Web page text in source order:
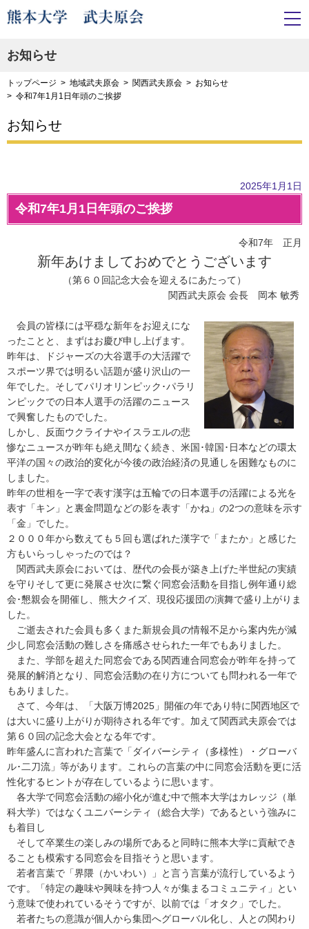
お知らせ
トップページ 地域武夫原会 関西武夫原会
お知らせ
令和7年1月1日年頭のご挨拶
お知らせ
2025年1月1日
令和7年1月1日年頭のご挨拶
令和7年 正月
新年あけましておめでとうございます
（第６０回記念大会を迎えるにあたって）
関西武夫原会 会長 岡本 敏秀
会員の皆様には平穏な新年をお迎えにな
ったことと、まずはお慶び申し上げます。
昨年は、ドジャーズの大谷選手の大活躍で
スポーツ界では明るい話題が盛り沢山の一
年でした。そしてパリオリンピック･パラリ
ンピックでの日本人選手の活躍のニュース
で興奮したものでした。
しかし、反面ウクライナやイスラエルの悲
惨なニュースが昨年も絶え間なく続き、米国･韓国･日本などの環太
平洋の国々の政治的変化が今後の政治経済の見通しを困難なものに
しました。
昨年の世相を一字で表す漢字は五輪での日本選手の活躍による光を
表す「キン」と裏金問題などの影を表す「かね」の2つの意味を示す
「金」でした。
２０００年から数えても５回も選ばれた漢字で「またか」と感じた
方もいらっしゃったのでは？
関西武夫原会においては、歴代の会長が築き上げた半世紀の実績
を守りそして更に発展させ次に繋ぐ同窓会活動を目指し例年通り総
会･懇親会を開催し、熊大クイズ、現役応援団の演舞で盛り上がりま
した。
ご逝去された会員も多くまた新規会員の情報不足から案内先が減
少し同窓会活動の難しさを痛感させられた一年でもありました。
また、学部を超えた同窓会である関西連合同窓会が昨年を持って
発展的解消となり、同窓会活動の在り方についても問われる一年で
もありました。
さて、今年は、「大阪万博2025」開催の年であり特に関西地区で
は大いに盛り上がりが期待される年です。加えて関西武夫原会では
第６０回の記念大会となる年です。
昨年盛んに言われた言葉で「ダイバーシティ（多様性）・グローバ
ル･二刀流」等があります。これらの言葉の中に同窓会活動を更に活
性化するヒントが存在しているように思います。
各大学で同窓会活動の縮小化が進む中で熊本大学はカレッジ（単
科大学）ではなくユニバーシティ（総合大学）であるという強みに
も着目し
そして卒業生の楽しみの場所であると同時に熊本大学に貢献でき
ることも模索する同窓会を目指そうと思います。
若者言葉で「界隈（かいわい）」と言う言葉が流行しているよう
です。「特定の趣味や興味を持つ人々が集まるコミュニティ」とい
う意味で使われているそうですが、以前では「オタク」でした。
若者たちの意識が個人から集団へグローバル化し、人との関わり